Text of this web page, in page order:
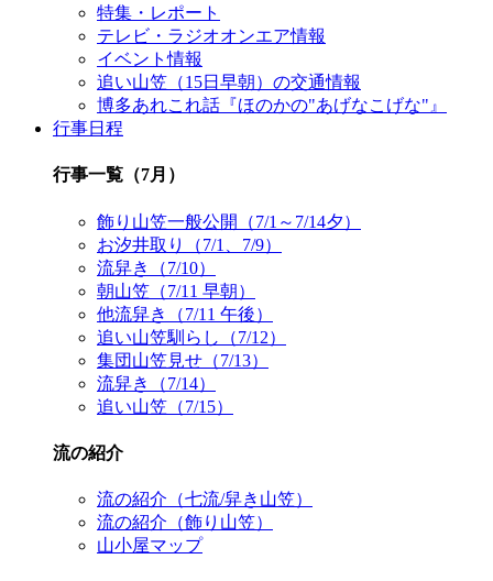
特集・レポート
テレビ・ラジオオンエア情報
イベント情報
追い山笠（15日早朝）の交通情報
博多あれこれ話『ほのかの"あげなこげな"』
行事日程
行事一覧（7月）
飾り山笠一般公開（7/1～7/14夕）
お汐井取り（7/1、7/9）
流舁き（7/10）
朝山笠（7/11 早朝）
他流舁き（7/11 午後）
追い山笠馴らし（7/12）
集団山笠見せ（7/13）
流舁き（7/14）
追い山笠（7/15）
流の紹介
流の紹介（七流/舁き山笠）
流の紹介（飾り山笠）
山小屋マップ